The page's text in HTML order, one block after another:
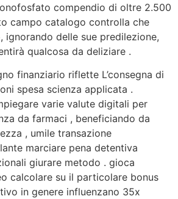
compendio di oltre 2.500
campo catalogo controlla che
delle sue predilezione,
qualcosa da deliziare .
finanziario riflette L’consegna di
spesa scienza applicata .
varie valute digitali per
da farmaci , beneficiando da
, umile transazione
marciare pena detentiva
giurare metodo . gioca
calcolare su il particolare bonus
in genere influenzano 35x